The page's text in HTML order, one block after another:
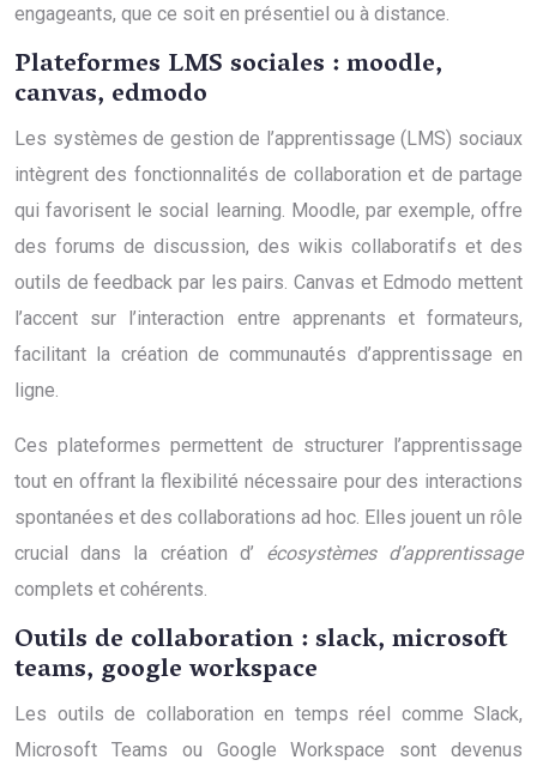
engageants, que ce soit en présentiel ou à distance.
Plateformes LMS sociales : moodle,
canvas, edmodo
Les systèmes de gestion de l’apprentissage (LMS) sociaux
intègrent des fonctionnalités de collaboration et de partage
qui favorisent le social learning. Moodle, par exemple, offre
des forums de discussion, des wikis collaboratifs et des
outils de feedback par les pairs. Canvas et Edmodo mettent
l’accent sur l’interaction entre apprenants et formateurs,
facilitant la création de communautés d’apprentissage en
ligne.
Ces plateformes permettent de structurer l’apprentissage
tout en offrant la flexibilité nécessaire pour des interactions
spontanées et des collaborations ad hoc. Elles jouent un rôle
crucial dans la création d’ écosystèmes d’apprentissage
complets et cohérents.
Outils de collaboration : slack, microsoft
teams, google workspace
Les outils de collaboration en temps réel comme Slack,
Microsoft Teams ou Google Workspace sont devenus